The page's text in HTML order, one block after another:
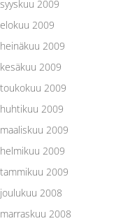
syyskuu 2009
elokuu 2009
heinäkuu 2009
kesäkuu 2009
toukokuu 2009
huhtikuu 2009
maaliskuu 2009
helmikuu 2009
tammikuu 2009
joulukuu 2008
marraskuu 2008